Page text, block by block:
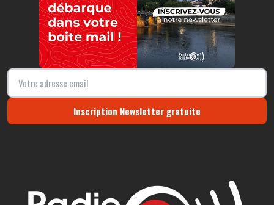
Inscription Newsletter gratuite